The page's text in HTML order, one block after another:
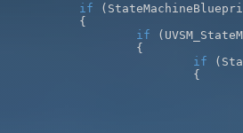
if
(
{
if
(
{
if
(
{